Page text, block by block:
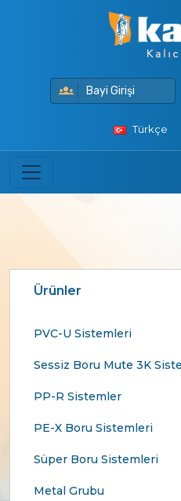
Bayi Girişi
Türkçe
Ürünler
PVC-U Sistemleri
Sessiz Boru Mute 3K
PP-R Sistemler
PE-X Boru Sistemleri
Süper Boru Sistemleri
Metal Grubu